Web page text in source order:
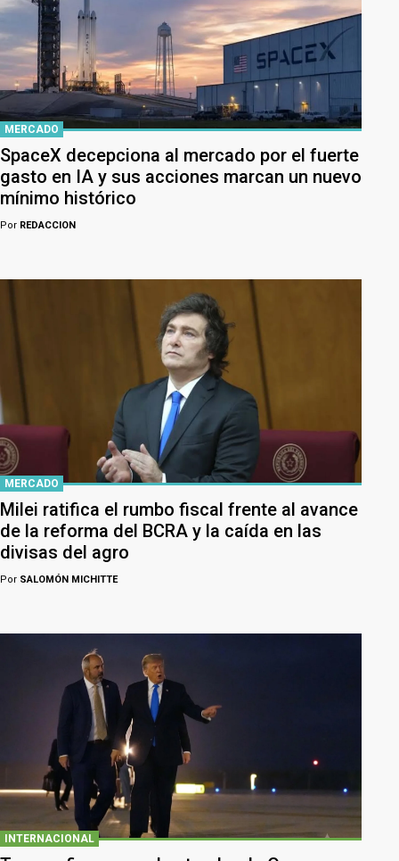
MERCADO
SpaceX decepciona al mercado por el fuerte
gasto en IA y sus acciones marcan un nuevo
mínimo histórico
Por REDACCION
MERCADO
Milei ratifica el rumbo fiscal frente al avance
de la reforma del BCRA y la caída en las
divisas del agro
Por SALOMÓN MICHITTE
INTERNACIONAL